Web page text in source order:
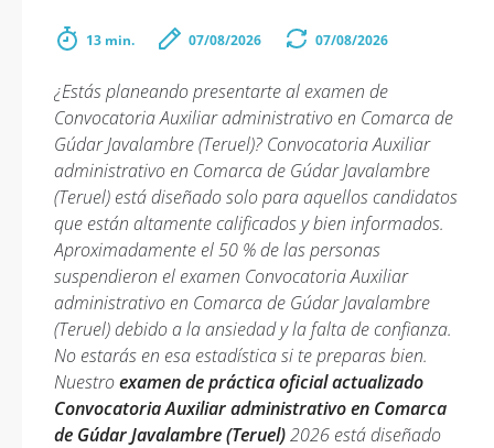
13 min. 07/08/2026 07/08/2026
¿Estás planeando presentarte al examen de
Convocatoria Auxiliar administrativo en Comarca de
Gúdar Javalambre (Teruel)? Convocatoria Auxiliar
administrativo en Comarca de Gúdar Javalambre
(Teruel) está diseñado solo para aquellos candidatos
que están altamente calificados y bien informados.
Aproximadamente el 50 % de las personas
suspendieron el examen Convocatoria Auxiliar
administrativo en Comarca de Gúdar Javalambre
(Teruel) debido a la ansiedad y la falta de confianza.
No estarás en esa estadística si te preparas bien.
Nuestroexamen de práctica oficial actualizado
Convocatoria Auxiliar administrativo en Comarca
de Gúdar Javalambre (Teruel)2026 está diseñado